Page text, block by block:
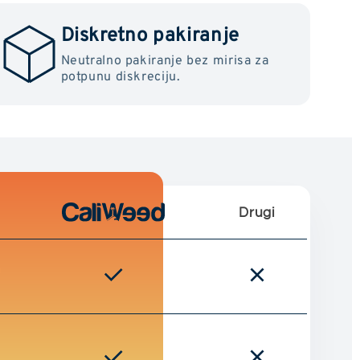
Diskretno pakiranje
Neutralno pakiranje bez mirisa za
potpunu diskreciju.
Drugi